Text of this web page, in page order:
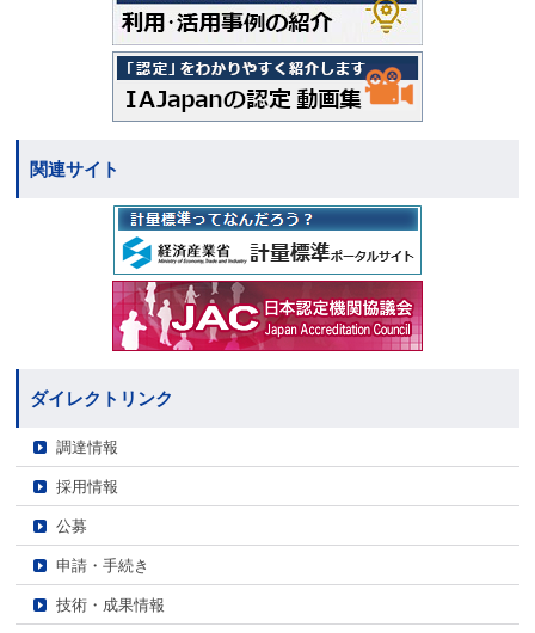
関連サイト
ダイレクトリンク
調達情報
採用情報
公募
申請・手続き
技術・成果情報